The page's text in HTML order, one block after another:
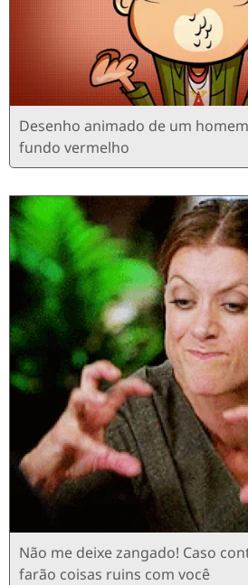
Desenho animado de um
fundo vermelho
Não me deixe zangado! Caso
farão coisas ruins com você